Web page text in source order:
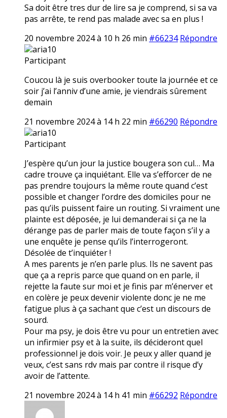
Sa doit être tres dur de lire sa je comprend, si sa va
pas arrête, te rend pas malade avec sa en plus !
20 novembre 2024 à 10 h 26 min #66234 Répondre
aria10
Participant
Coucou là je suis overbooker toute la journée et ce
soir j’ai l’anniv d’une amie, je viendrais sûrement
demain
21 novembre 2024 à 14 h 22 min #66290 Répondre
aria10
Participant
J’espère qu’un jour la justice bougera son cul… Ma
cadre trouve ça inquiétant. Elle va s’efforcer de ne
pas prendre toujours la même route quand c’est
possible et changer l’ordre des domiciles pour ne
pas qu’ils puissent faire un routing. Si vraiment une
plainte est déposée, je lui demanderai si ça ne la
dérange pas de parler mais de toute façon s’il y a
une enquête je pense qu’ils l’interrogeront.
Désolée de t’inquiéter !
A mes parents je n’en parle plus. Ils ne savent pas
que ça a repris parce que quand on en parle, il
rejette la faute sur moi et je finis par m’énerver et
en colère je peux devenir violente donc je ne me
fatigue plus à ça sachant que c’est un discours de
sourd.
Pour ma psy, je dois être vu pour un entretien avec
un infirmier psy et à la suite, ils décideront quel
professionnel je dois voir. Je peux y aller quand je
veux, c’est sans rdv mais par contre il risque d’y
avoir de l’attente.
21 novembre 2024 à 14 h 41 min #66292 Répondre